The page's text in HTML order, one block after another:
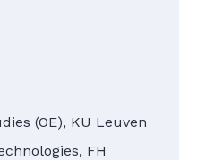
(OE), KU Leuven
FH